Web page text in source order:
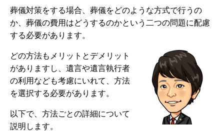
葬儀対策をする場合、葬儀をどのような方式で行うの
か、葬儀の費用はどうするのかという二つの問題に配慮
する必要があります。
どの方法もメリットとデメリット
がありますし、遺言や遺言執行者
の利用なども考慮にいれて、方法
を選択する必要があります。
以下で、方法ごとの詳細について
説明します。